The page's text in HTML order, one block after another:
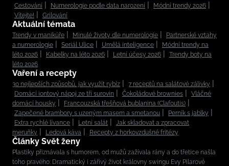
Cestování
Numerologie podle data narození
Módní trendy 2026
Vítejte!
Grilování
Aktuální témata
Trendy v manikúře Minulé životy dle numerologie
Partnerské vztahy
a numerologie
Seriál Ulice Umělá inteligence
Módní trendy na
léto 2026
Kabelky na léto 2026 Letní účesy 2026
Trendy boty na
léto 2026
Vaření a recepty
30 nejlepších způsobů, jak využít rybíz
7 receptů na salátové zálivky
Domácí iontový nápoj ze tří surovin
Čokoládové brownies
Vláčné
domácí housky
Francouzská třešňová bublanina (Clafoutis)
Zapečené brambory s uzeným masem a smetanou
Perník s jablky
Extra rychlé lívance
Letní salát
Jak skladovat a zpracovat
meruňky
Ledová káva Recepty z horkovzdušné fritézy
Články Svět ženy
Plastiky přiznávala s humorem, od mužů zažívala rány a do třetice našla
toho pravého: Dramatický i zářivý život královny swingu Evy Pilarové